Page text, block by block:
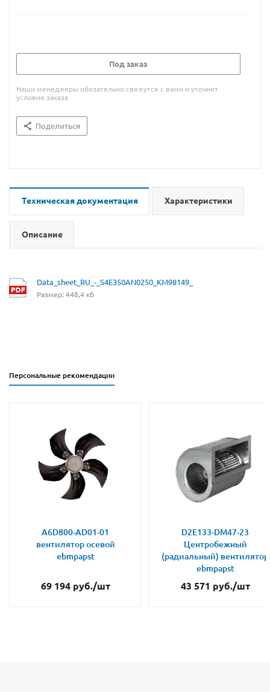
Под заказ
Наши менеджеры обязательно свяжутся с вами и уточнят
условия заказа
Поделиться
Техническая документация Характеристики
Описание
Data_sheet_RU_-_S4E350AN0250_KM98149_
Размер: 448,4 кб
Персональные рекомендации
A6D800-AD01-01
вентилятор осевой
ebmpapst
69 194руб./шт
D2E133-DM47-23
Центробежный
(радиальный) вентилятор
ebmpapst
43 571 руб./шт